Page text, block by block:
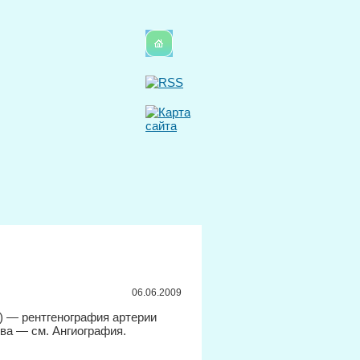
06.06.2009
— рентгенография артерии
— см. Ангиография.